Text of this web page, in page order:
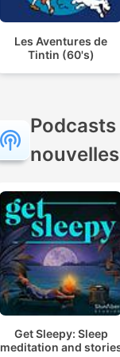
Les Aventures de
Tintin (60's)
nouvelles
Get Sleepy: Sleep
meditation and